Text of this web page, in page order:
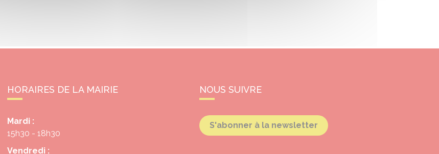
HORAIRES DE LA MAIRIE
Mardi :
15h30 - 18h30
Vendredi :
NOUS SUIVRE
S'abonner à la newsletter